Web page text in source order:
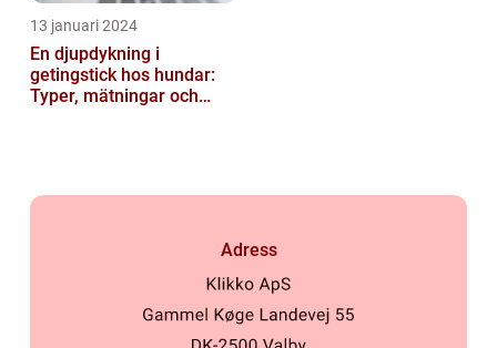
13 januari 2024
En djupdykning i
getingstick hos hundar:
Typer, mätningar och
Adress